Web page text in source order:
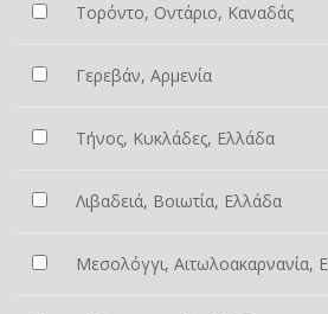
Τορόντο, Οντάριο, Καναδάς
Γερεβάν, Αρμενία
Τήνος, Κυκλάδες, Ελλάδα
Λιβαδειά, Βοιωτία, Ελλάδα
Μεσολόγγι, Αιτωλοακαρνανία,